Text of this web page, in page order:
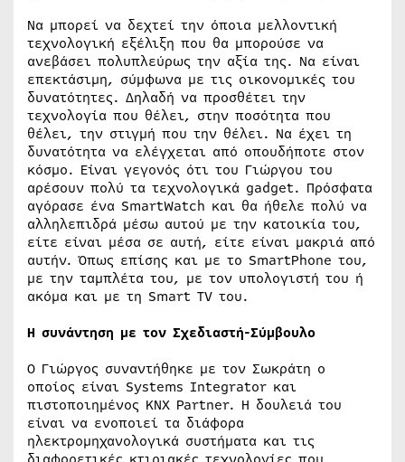
Να μπορεί να δεχτεί την όποια μελλοντική
τεχνολογική εξέλιξη που θα μπορούσε να
ανεβάσει πολυπλεύρως την αξία της. Να είναι
επεκτάσιμη, σύμφωνα με τις οικονομικές του
δυνατότητες. Δηλαδή να προσθέτει την
τεχνολογία που θέλει, στην ποσότητα που
θέλει, την στιγμή που την θέλει. Να έχει τη
δυνατότητα να ελέγχεται από οπουδήποτε στον
κόσμο. Είναι γεγονός ότι του Γιώργου του
αρέσουν πολύ τα τεχνολογικά gadget. Πρόσφατα
αγόρασε ένα SmartWatch και θα ήθελε πολύ να
αλληλεπιδρά μέσω αυτού με την κατοικία του,
είτε είναι μέσα σε αυτή, είτε είναι μακριά από
αυτήν. Όπως επίσης και με το SmartPhone του,
με την ταμπλέτα του, με τον υπολογιστή του ή
ακόμα και με τη Smart TV του.
Η συνάντηση με τον Σχεδιαστή-Σύμβουλο
Ο Γιώργος συναντήθηκε με τον Σωκράτη ο
οποίος είναι Systems Integrator και
πιστοποιημένος KNX Partner. Η δουλειά του
είναι να ενοποιεί τα διάφορα
ηλεκτρομηχανολογικά συστήματα και τις